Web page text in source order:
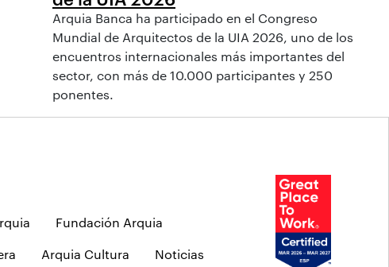
Arquia Banca ha participado en el Congreso
Mundial de Arquitectos de la UIA 2026, uno de los
encuentros internacionales más importantes del
sector, con más de 10.000 participantes y 250
ponentes.
Fundación Arquia
Arquia Cultura Noticias